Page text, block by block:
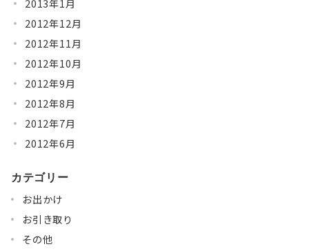
2013年1月
2012年12月
2012年11月
2012年10月
2012年9月
2012年8月
2012年7月
2012年6月
カテゴリー
お出かけ
お引き取り
その他